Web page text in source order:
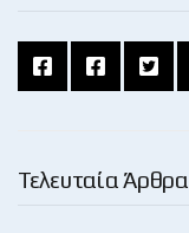
Τελευταία Άρθρα